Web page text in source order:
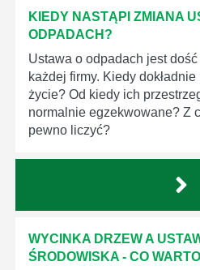
KIEDY NASTĄPI ZMIANA
ODPADACH?
Ustawa o odpadach jest
każdej firmy. Kiedy
życie? Od kiedy ich
normalnie egzekwowane? Z
pewno liczyć?
WYCINKA DRZEW A
ŚRODOWISKA - CO